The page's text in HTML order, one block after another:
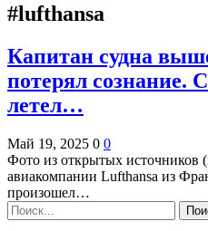
#lufthansa
Капитан судна
потерял сознание.
летел…
Май 19, 2025 0 0
Фото из открытых источников
авиакомпании Lufthansa из
произошел…